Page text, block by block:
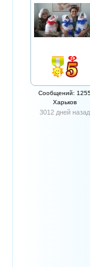
Сообщений:
Харьков
3012 дней назад